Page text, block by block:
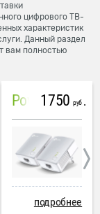
цифрового ТВ-
характеристик
Данный раздел
вам полностью
PowerLine TP-Link AV600
1750 руб
подробнее